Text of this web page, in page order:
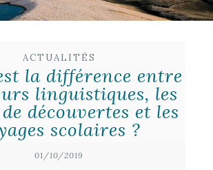
ACTUALITÉS
la différence entre
linguistiques, les
découvertes et les
scolaires ?
01/10/2019